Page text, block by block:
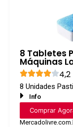
8 Tabletes
Máquinas
4,2
8 Unidades
Info
Comprar